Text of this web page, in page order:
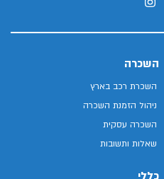
השכרה
השכרת רכב בארץ
ניהול הזמנת השכרה
השכרה עסקית
שאלות ותשובות
כללי